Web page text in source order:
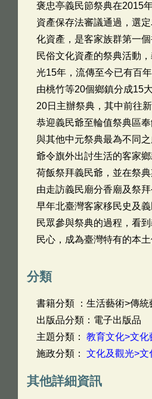
褒忠亭義民節祭典在2015
資產保存法審議通過，選
化資產，是客家族群第一
民俗文化資產的祭典活動
光15年，流傳至今已有百
由桃竹等20個鄉鎮分成15
20日主辦祭典，其中前往
恭迎義民爺至輪值祭典區
與其他中元祭典最為不同
爺令旗外出討生活的客家
荷飯祭拜義民爺，並在祭
由走訪義民廟分香廟及祭
早年北臺灣客家移民史及
民眾參與祭典的過程，看
民心，成為臺灣特有的本土
分類
書籍分類 ：生活藝術>傳統
出版品分類：電子出版品
主題分類： 教育文化>文化
施政分類： 文化及觀光>文
其他詳細資訊